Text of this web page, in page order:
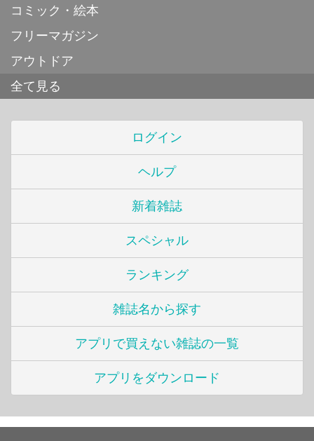
コミック・絵本
フリーマガジン
アウトドア
全て見る
ログイン
ヘルプ
新着雑誌
スペシャル
ランキング
雑誌名から探す
アプリで買えない雑誌の一覧
アプリをダウンロード